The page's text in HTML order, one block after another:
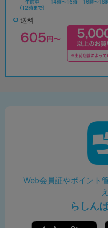
送料
Web会員証やポイント
らしん